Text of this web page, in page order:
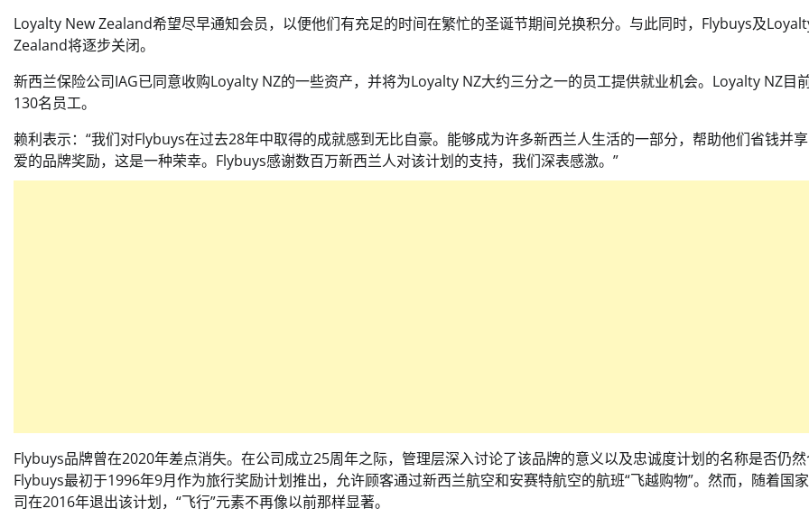
Loyalty New Zealand希望尽早通知会员，以便他们有充足的时间在繁忙的圣诞节期间兑换积分。与此同时，Flybuys及
Zealand将逐步关闭。
新西兰保险公司IAG已同意收购Loyalty NZ的一些资产，并将为Loyalty NZ大约三分之一的员工提供就业机会。Loyalty NZ目
130名员工。
赖利表示：“我们对Flybuys在过去28年中取得的成就感到无比自豪。能够成为许多新西兰人生活的一部分，帮助他们省钱并
爱的品牌奖励，这是一种荣幸。Flybuys感谢数百万新西兰人对该计划的支持，我们深表感激。”
Flybuys品牌曾在2020年差点消失。在公司成立25周年之际，管理层深入讨论了该品牌的意义以及忠诚度计划的名称是否仍然
Flybuys最初于1996年9月作为旅行奖励计划推出，允许顾客通过新西兰航空和安赛特航空的航班“飞越购物”。然而，随着国
司在2016年退出该计划，“飞行”元素不再像以前那样显著。